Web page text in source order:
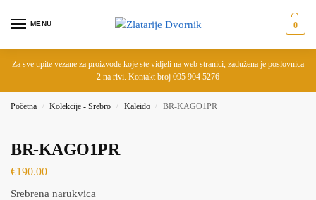
MENU 0
Za sve upite vezane za proizvode koje ste vidjeli na web stranici, zadužena je poslovnica
2 na rivi. Kontakt broj 095 904 5276
Početna / Kolekcije - Srebro / Kaleido / BR-KAGO1PR
BR-KAGO1PR
€190.00
Srebrena narukvica